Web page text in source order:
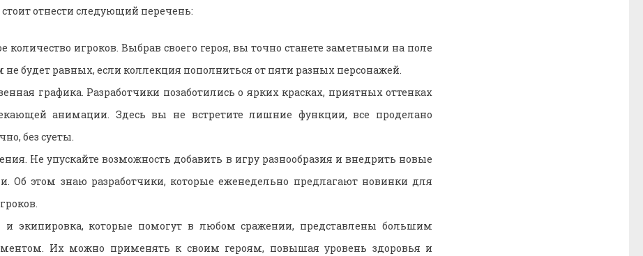
отнести следующий перечень:
количество игроков. Выбрав своего героя, вы точно станете заметными на поле
не будет равных, если коллекция пополниться от пяти разных персонажей.
графика. Разработчики позаботились о ярких красках, приятных оттенках
анимации. Здесь вы не встретите лишние функции, все проделано
без суеты.
Не упускайте возможность добавить в игру разнообразия и внедрить новые
Об этом знаю разработчики, которые еженедельно предлагают новинки для
и экипировка, которые помогут в любом сражении, представлены большим
Их можно применять к своим героям, повышая уровень здоровья и